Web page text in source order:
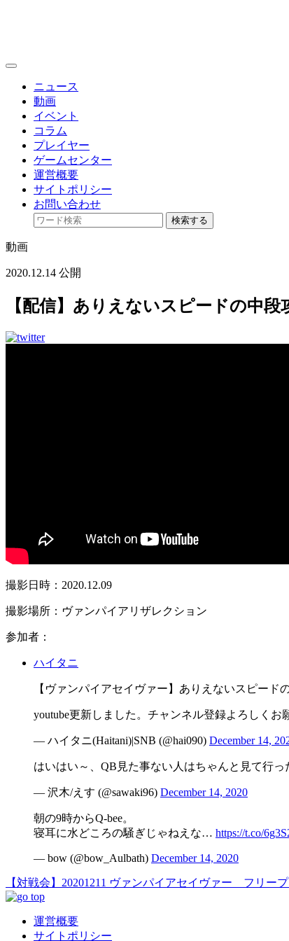
toggle
ニュース
動画
イベント
コラム
プレイヤー
ゲームセンター
運営概要
サイトポリシー
お問い合わせ
検索する
動画
2020.12.14 公開
【配信】ありえないスピードの中
撮影日時：2020.12.09
撮影場所：ヴァンパイアリザレクション
参加者：
ハイタニ
【ヴァンパイアセイヴァー】ありえないスピード
youtube更新しました。チャンネル登録よろしくお
— ハイタニ(Haitani)|SNB (@hai090) December 14,
はいはい～、QB見た事ない人はちゃんと見て行
— 沢木/えす (@sawaki96) December 14, 2020
朝の9時からQ-bee。
寝耳に水どころの騒ぎじゃねえな… https://t.co/
— bow (@bow_Aulbath) December 14, 2020
【対戦会】20201211 ヴァンパイアセイヴァー フリー
運営概要
サイトポリシー